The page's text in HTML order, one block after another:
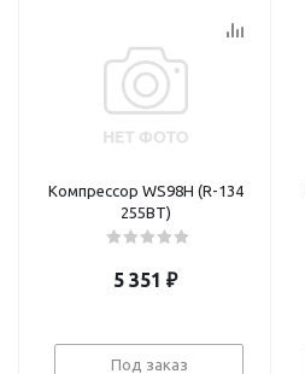
Компрессор WS98H (R-134
255BT)
5 351 ₽
Под заказ